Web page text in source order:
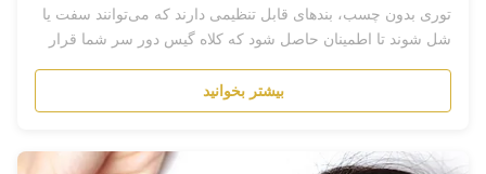
توری بدون چسب، بندهای قابل تنظیمی دارند که می‌توانند سفت یا
شل شوند تا اطمینان حاصل شود که کلاه گیس دور سر شما قرار
بیشتر بخوانید